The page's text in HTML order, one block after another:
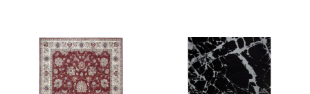
Covor rezistent Eko, ALT
05 - Red, Ivory, 100%
poliester, 80 x 150 cm
Covor rezistent SM 21 -
Black, Silver XW, 80x300